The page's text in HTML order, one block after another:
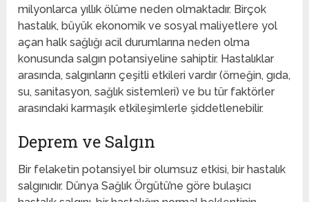
milyonlarca yıllık ölüme neden olmaktadır. Birçok
hastalık, büyük ekonomik ve sosyal maliyetlere yol
açan halk sağlığı acil durumlarına neden olma
konusunda salgın potansiyeline sahiptir. Hastalıklar
arasında, salgınların çeşitli etkileri vardır (örneğin, gıda,
su, sanitasyon, sağlık sistemleri) ve bu tür faktörler
arasındaki karmaşık etkileşimlerle şiddetlenebilir.
Deprem ve Salgın
Bir felaketin potansiyel bir olumsuz etkisi, bir hastalık
salgınıdır. Dünya Sağlık Örgütü’ne göre bulaşıcı